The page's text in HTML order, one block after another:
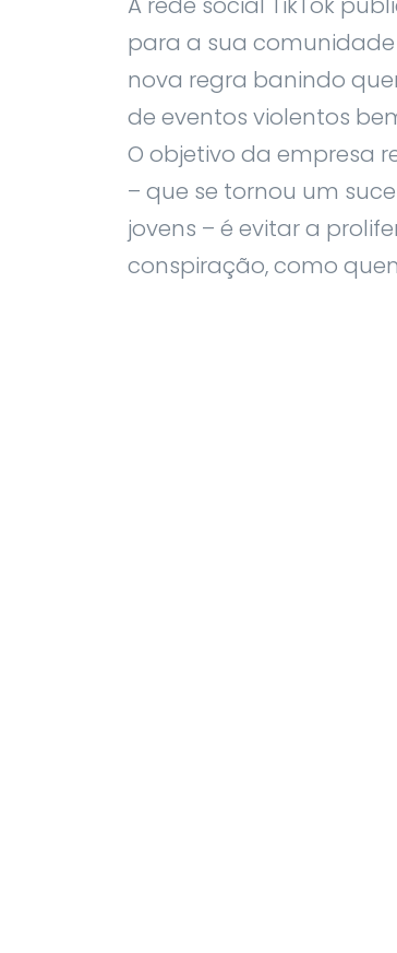
para a sua
nova regra banindo
de eventos violentos
O objetivo da empresa
– que se tornou um
jovens – é evitar a
conspiração, como